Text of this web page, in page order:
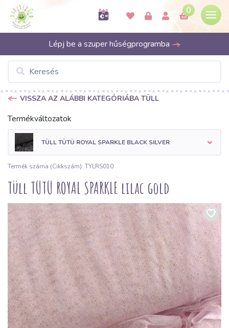
0
Lépj be a szuper hűségprogramba
VISSZA AZ ALÁBBI KATEGÓRIÁBA TÜLL
Termékváltozatok
TÜLL TÜTÜ ROYAL SPARKLE BLACK SILVER
Termék száma (Cikkszám): TYLRS010
Tüll TÜTÜ ROYAL SPARKLE lilac gold